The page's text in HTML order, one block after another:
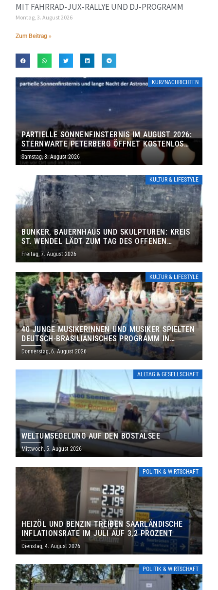
MIT FAHRRAD-JUX-RALLYE UND DJ-PROGRAMM
Montag, 3. August 2026
Zum Beitrag »
KURZNACHRICHTEN
PARTIELLE SONNENFINSTERNIS IM AUGUST 2026:
STERNWARTE PETERBERG ÖFFNET KOSTENLOS
IHRE TORE
Samstag, 8. August 2026
KULTUR & LIFESTYLE
BUNKER, BAUERNHAUS UND SKULPTUREN: KREIS
ST. WENDEL LÄDT ZUM TAG DES OFFENEN
DENKMALS EIN
Freitag, 7. August 2026
KULTUR & LIFESTYLE
40 JUNGE MUSIKERINNEN UND MUSIKER SPIELTEN
DEUTSCH-BRASILIANISCHES PROGRAMM IN
THOLEY
Donnerstag, 6. August 2026
ALLTAG & GESELLSCHAFT
WELTUMSEGELUNG AUF DEN BOSTALSEE
Mittwoch, 5. August 2026
POLITIK & WIRTSCHAFT
HEIZÖL UND BENZIN TREIBEN SAARLÄNDISCHE
INFLATIONSRATE IM JULI AUF 3,2 PROZENT
Dienstag, 4. August 2026
POLITIK & WIRTSCHAFT